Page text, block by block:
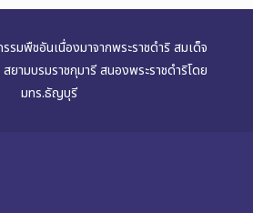
รมพืชอันเนื่องมาจากพระราชดำริ สมเด็จ
ยามบรมราชกุมารี สนองพระราชดำริโดย
มทร.ธัญบุรี